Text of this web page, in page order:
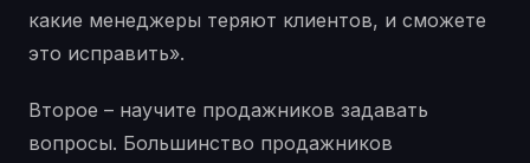
какие менеджеры теряют клиентов, и сможете
это исправить».
Второе – научите продажников задавать
вопросы. Большинство продажников